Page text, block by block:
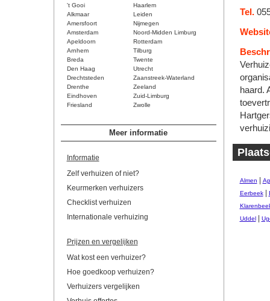
't Gooi
Haarlem
Alkmaar
Leiden
Amersfoort
Nijmegen
Amsterdam
Noord-Midden Limburg
Apeldoorn
Rotterdam
Arnhem
Tilburg
Breda
Twente
Den Haag
Utrecht
Drechtsteden
Zaanstreek-Waterland
Drenthe
Zeeland
Eindhoven
Zuid-Limburg
Friesland
Zwolle
Meer informatie
Informatie
Zelf verhuizen of niet?
Keurmerken verhuizers
Checklist verhuizen
Internationale verhuizing
Prijzen en vergelijken
Wat kost een verhuizer?
Hoe goedkoop verhuizen?
Verhuizers vergelijken
Tel.
haard.
Almen
Eerbeek|
Uddel|